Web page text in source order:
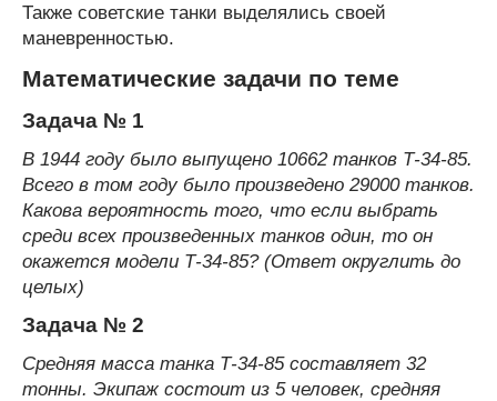
Также советские танки выделялись своей
маневренностью.
Математические задачи по теме
Задача № 1
В 1944 году было выпущено 10662 танков Т-34-85.
Всего в том году было произведено 29000 танков.
Какова вероятность того, что если выбрать
среди всех произведенных танков один, то он
окажется модели Т-34-85? (Ответ округлить до
целых)
Задача № 2
Средняя масса танка Т-34-85 составляет 32
тонны. Экипаж состоит из 5 человек, средняя